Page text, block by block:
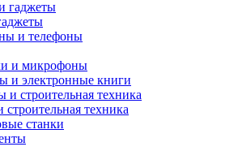
и телефоны
и микрофоны
и электронные книги
техника
станки